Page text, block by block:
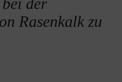
Rasenkalk zu